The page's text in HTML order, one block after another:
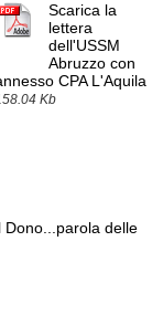
Scarica la
lettera
dell'USSM
Abruzzo con
CPA L'Aquila
Kb
delle